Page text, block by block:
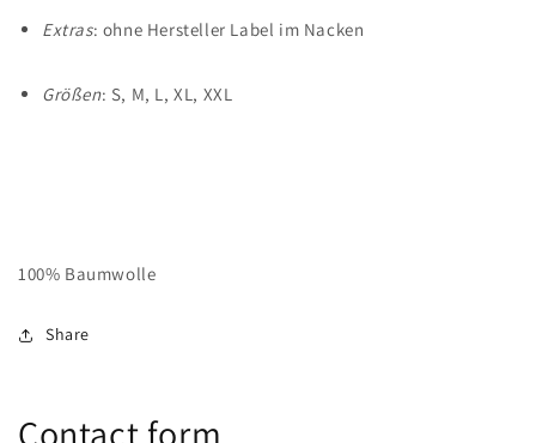
Extras: ohne Hersteller Label im Nacken
Größen: S, M, L, XL, XXL
100% Baumwolle
Share